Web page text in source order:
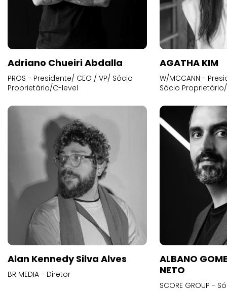
Adriano Chueiri Abdalla
PROS - Presidente/ CEO / VP/ Sócio
Proprietário/C-level
AGATHA KIM
W/MCCANN -
Sócio
Alan Kennedy Silva Alves
BR MEDIA - Diretor
ALBANO
NETO
SCORE GROUP -